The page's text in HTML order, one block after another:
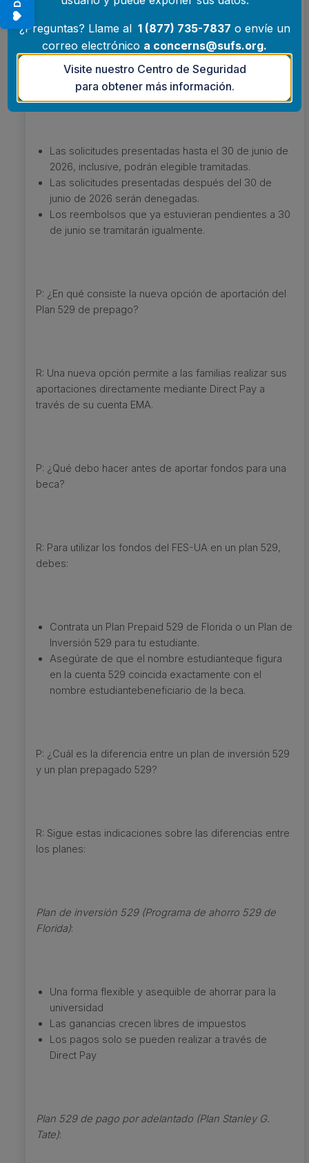
prepagado:
El 30 de junio de 2026 es la fecha límite para presentar
las solicitudes de reembolso.
Las solicitudes presentadas hasta el 30 de junio de
2026, inclusive, podrán elegible tramitadas.
Las solicitudes presentadas después del 30 de
junio de 2026 serán denegadas.
Los reembolsos que ya estuvieran pendientes a 30
de junio se tramitarán igualmente.
P: ¿En qué consiste la nueva opción de aportación del
Plan 529 de prepago?
R: Una nueva opción permite a las familias realizar sus
aportaciones directamente mediante Direct Pay a
través de su cuenta EMA.
P: ¿Qué debo hacer antes de aportar fondos para una
beca?
R: Para utilizar los fondos del FES-UA en un plan 529,
debes:
Contrata un Plan Prepaid 529 de Florida o un Plan de
Inversión 529 para tu estudiante.
Asegúrate de que el nombre estudianteque figura
en la cuenta 529 coincida exactamente con el
nombre estudiantebeneficiario de la beca.
P: ¿Cuál es la diferencia entre un plan de inversión 529
y un plan prepagado 529?
R: Sigue estas indicaciones sobre las diferencias entre
los planes:
Plan de inversión 529 (Programa de ahorro 529 de
Florida):
Una forma flexible y asequible de ahorrar para la
universidad
Las ganancias crecen libres de impuestos
Los pagos solo se pueden realizar a través de
Direct Pay
Plan 529 de pago por adelantado (Plan Stanley G.
Tate):
¿Preguntas? Llame al 1 (877) 735-7837 o envíe un
correo electrónico a concerns@sufs.org.
Visite nuestro Centro de Seguridad
para obtener más información.